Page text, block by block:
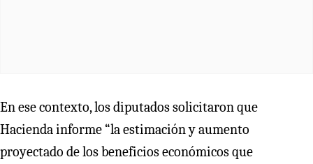
En ese contexto, los diputados solicitaron que
Hacienda informe “la estimación y aumento
proyectado de los beneficios económicos que